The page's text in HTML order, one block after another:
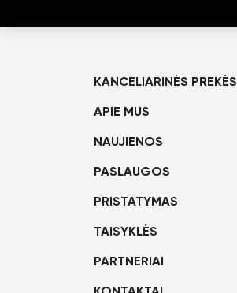
KANCELIARINĖS PREKĖS
APIE MUS
NAUJIENOS
PASLAUGOS
PRISTATYMAS
TAISYKLĖS
PARTNERIAI